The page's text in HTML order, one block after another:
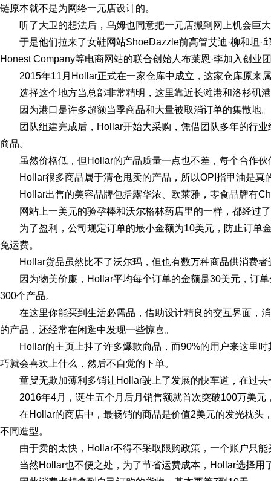
链原本就不是为网络一元店设计的。
听了大卫的想法后，乌姆也同意把一元店搬到网上机会巨
于是他们拉来了女鞋网站ShoeDazzle前高管艾迪·柳和坦·
Honest Company等电商网站的联合创始人布莱恩·李加入创业
2015年11月Hollar正式在一家仓库中成立，这家仓库原来
选择这个地方当总部非常精明，这里靠近长滩港和洛杉矶
因为港口是许多超额当季商品和大量被取消订单的集散地。
团队组建完成后，Hollar开始大采购，凭借团队多年的行
商品。
虽然价格低，但Hollar的产品质量一点也不差，每个合作
Hollar很多商品属于清仓甩卖的产品，所以OPI指甲油是
Hollar出售的美容品牌包括露华浓、欧莱雅，零食品牌有
网站上一美元的验孕棒和沃尔格林药店里的一样，都经过
为了盈利，公司规定订单的最小金额为10美元，防止订单
免运费。
Hollar货品虽然比不了沃尔玛，但也有数万种商品供消费者
因为物美价廉，Hollar平均每个订单的金额是30美元，订
300个产品。
在这里你能买到生活必需品，借助设计精良的交互界面，
的产品，还经常在闲逛中发现一些惊喜。
Hollar的主页上挂了许多爆款商品，而90%的用户来这里
巧就会喜欢上什么，然后不自觉的下单。
童叟无欺加薄利多销让Hollar驶上了发展的快车道，在过
2016年4月，诞生五个月后月销售额就首次突破100万美
在Hollar的商店中，最畅销的商品是价值2美元的发光枕头
不同造型。
由于卖的太快，Hollar不得不采取限购政策，一个账户只能
当然Hollar也不便之处，为了节省运费成本，Hollar选择用